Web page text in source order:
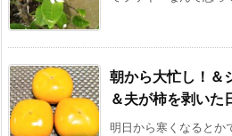
朝から大忙し！＆
＆夫が柿を剥いた
明日から寒くなるとか